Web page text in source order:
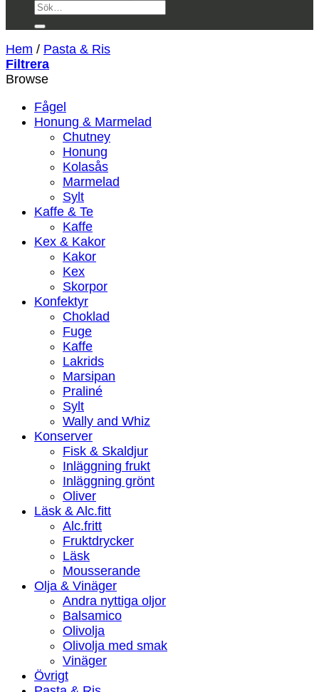
Sök
Hem / Pasta & Ris
Filtrera
Browse
Fågel
Honung & Marmelad
Chutney
Honung
Kolasås
Marmelad
Sylt
Kaffe & Te
Kaffe
Kex & Kakor
Kakor
Kex
Skorpor
Konfektyr
Choklad
Fuge
Kaffe
Lakrids
Marsipan
Praliné
Sylt
Wally and Whiz
Konserver
Fisk & Skaldjur
Inläggning frukt
Inläggning grönt
Oliver
Läsk & Alc.fitt
Alc.fritt
Fruktdrycker
Läsk
Mousserande
Olja & Vinäger
Andra nyttiga oljor
Balsamico
Olivolja
Olivolja med smak
Vinäger
Övrigt